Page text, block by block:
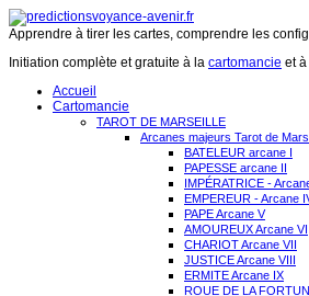
Apprendre à tirer les cartes, comprendre les
Initiation complète et gratuite à la cartomancie et à
Accueil
Cartomancie
TAROT DE MARSEILLE
Arcanes majeurs Tarot de
BATELEUR arcane I
PAPESSE arcane II
IMPÉRATRICE -
EMPEREUR - Arcane
PAPE Arcane V
AMOUREUX Arcane VI
CHARIOT Arcane VII
JUSTICE Arcane VIII
ERMITE Arcane IX
ROUE DE LA